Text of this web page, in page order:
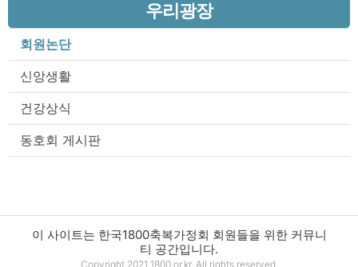
우리광장
회원논단
신앙생활
건강상식
동호회 게시판
이 사이트는 한국1800축복가정회 회원들을 위한 커뮤니
티 공간입니다.
Copyright 2021 1800.or.kr. All rights reserved.